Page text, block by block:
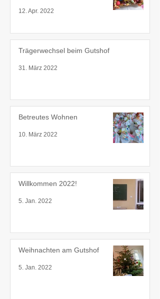
12. Apr. 2022
Trägerwechsel beim Gutshof
31. März 2022
Betreutes Wohnen
10. März 2022
Willkommen 2022!
5. Jan. 2022
Weihnachten am Gutshof
5. Jan. 2022